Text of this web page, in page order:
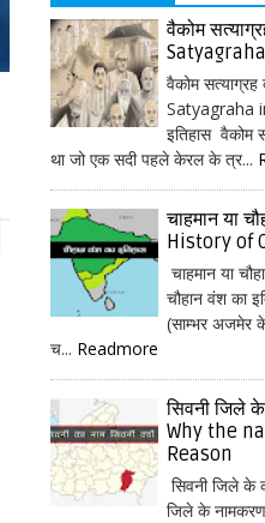
वैकोम
वैकोम
Satyagraha
इतिहास वैकोम
था जो एक सदी पहले केरल के त्र...
चाहमान या
History of
चाहमान या
चौहान वंश का
(साम्भर अजमेर
च... Readmore
सिवनी जिले के
Why the
Reason
सिवनी जिले के
जिले के